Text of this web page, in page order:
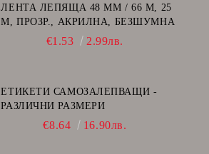
ЛЕНТА ЛЕПЯЩА 48 ММ / 66 М, 25
Μ, ПРОЗР., АКРИЛНА, БЕЗШУМНА
€1.53 2.99лв.
ЕТИКЕТИ САМОЗАЛЕПВАЩИ -
РАЗЛИЧНИ РАЗМЕРИ
€8.64 16.90лв.